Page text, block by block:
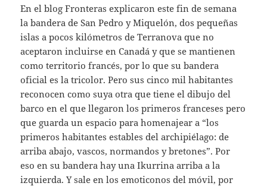
En el blog Fronteras explicaron este fin de semana
la bandera de San Pedro y Miquelón, dos pequeñas
islas a pocos kilómetros de Terranova que no
aceptaron incluirse en Canadá y que se mantienen
como territorio francés, por lo que su bandera
oficial es la tricolor. Pero sus cinco mil habitantes
reconocen como suya otra que tiene el dibujo del
barco en el que llegaron los primeros franceses pero
que guarda un espacio para homenajear a “los
primeros habitantes estables del archipiélago: de
arriba abajo, vascos, normandos y bretones”. Por
eso en su bandera hay una Ikurrina arriba a la
izquierda. Y sale en los emoticonos del móvil, por